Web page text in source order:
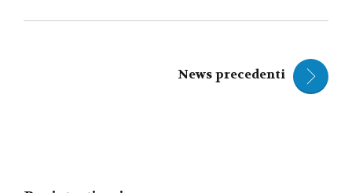
News precedenti